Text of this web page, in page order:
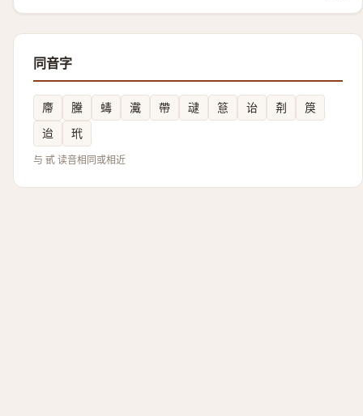
同音字
廗 黱 蝳 瀻 帶 叇 䈚 诒 㓫
䈆
迨
玳
与 甙 读音相同或相近